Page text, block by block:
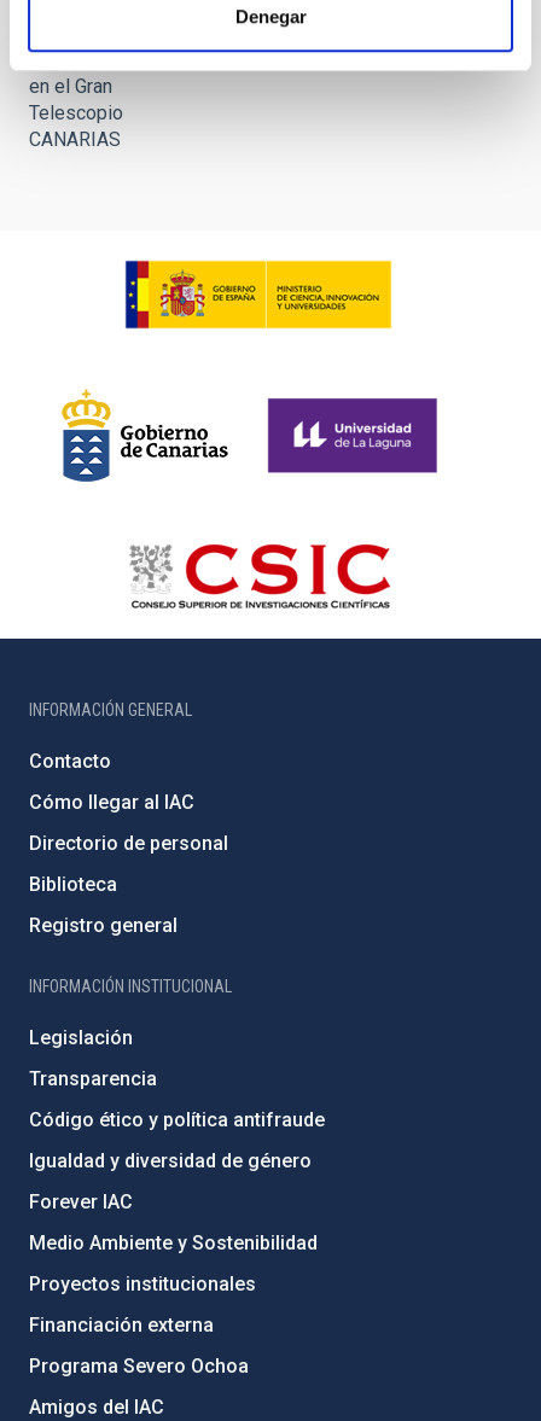
Denegar
MEGARA
en el Gran
Telescopio
CANARIAS
INFORMACIÓN GENERAL
Contacto
Cómo llegar al IAC
Directorio de personal
Biblioteca
Registro general
INFORMACIÓN INSTITUCIONAL
Legislación
Transparencia
Código ético y política antifraude
Igualdad y diversidad de género
Forever IAC
Medio Ambiente y Sostenibilidad
Proyectos institucionales
Financiación externa
Programa Severo Ochoa
Amigos del IAC